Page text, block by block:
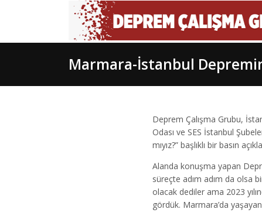
Marmara-İstanbul
Deprem Çalışma Grubu,
Odası ve SES İstanbul
mıyız?” başlıklı bir basın
Alanda konuşma yapan
süreçte adım adım da olsa
olacak dediler ama 2023
gördük. Marmara’da